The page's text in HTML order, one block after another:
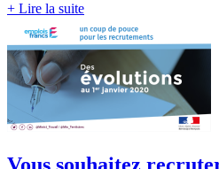
+ Lire la suite